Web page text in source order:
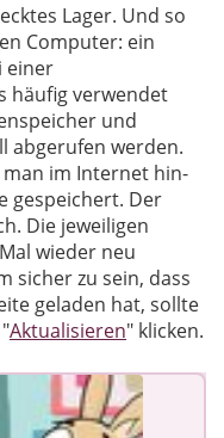
Lager. Und so
Computer: ein
einer
häufig verwendet
und
abgerufen werden.
man im Internet hin-
gespeichert. Der
Die jeweiligen
wieder neu
sicher zu sein, dass
geladen hat, sollte
Aktualisieren" klicken.